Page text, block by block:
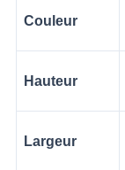
Couleur
Hauteur
Largeur